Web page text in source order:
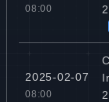
08:00
2025-02-07
08:00